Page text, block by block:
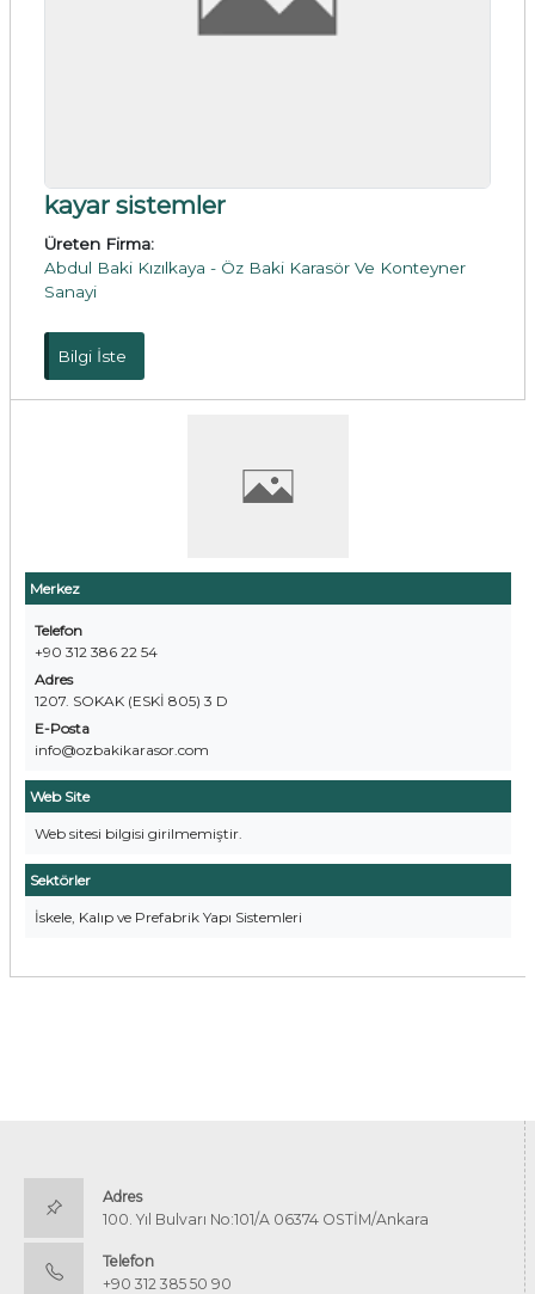
Merkez
Telefon
+90 312 386 22 54
Adres
1207. SOKAK (ESKİ 805) 3 D
E-Posta
info@ozbakikarasor.com
Web Site
Web sitesi bilgisi girilmemiştir.
Sektörler
İskele, Kalıp ve Prefabrik Yapı Sistemleri
kayar sistemler
Üreten Firma:
Abdul Baki Kızılkaya - Öz Baki Karasör Ve Konteyner
Sanayi
Bilgi İste
Adres
100. Yıl Bulvarı No:101/A 06374 OSTİM/Ankara
Telefon
+90 312 385 50 90